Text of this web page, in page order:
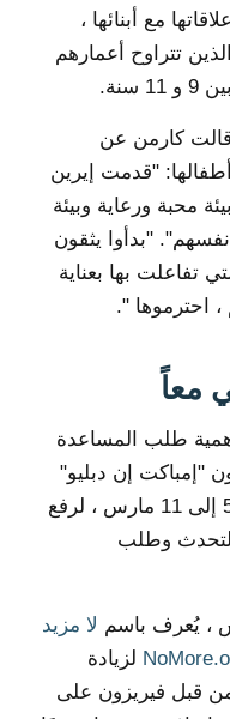
علاقاتها مع أبنائها ،
الذين تتراوح أعمارهم
بين 9 و 11 سنة.
قالت كارمن عن
أطفالها: "قدمت إيرين
بيئة محبة ورعاية وبيئة
"بدأوا يثقون
تفاعلت بها بعناية
احترموها ".
معاً
طلب المساعدة
"إمباكت إن دبليو"
مع "فيريزون" هذا الأسبوع ، من 5 إلى 11 مارس ، لرفع
وطلب
لا مزيد
لزيادة
قبل فيريزون على